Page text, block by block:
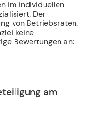
im individuellen
Der
von Betriebsräten.
keine
Bewertungen an:
am